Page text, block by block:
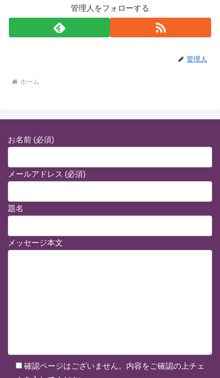
管理人をフォローする
管理人
ホーム
お名前 (必須)
メールアドレス (必須)
題名
メッセージ本文
確認ページはございません。内容をご確認の上チェ